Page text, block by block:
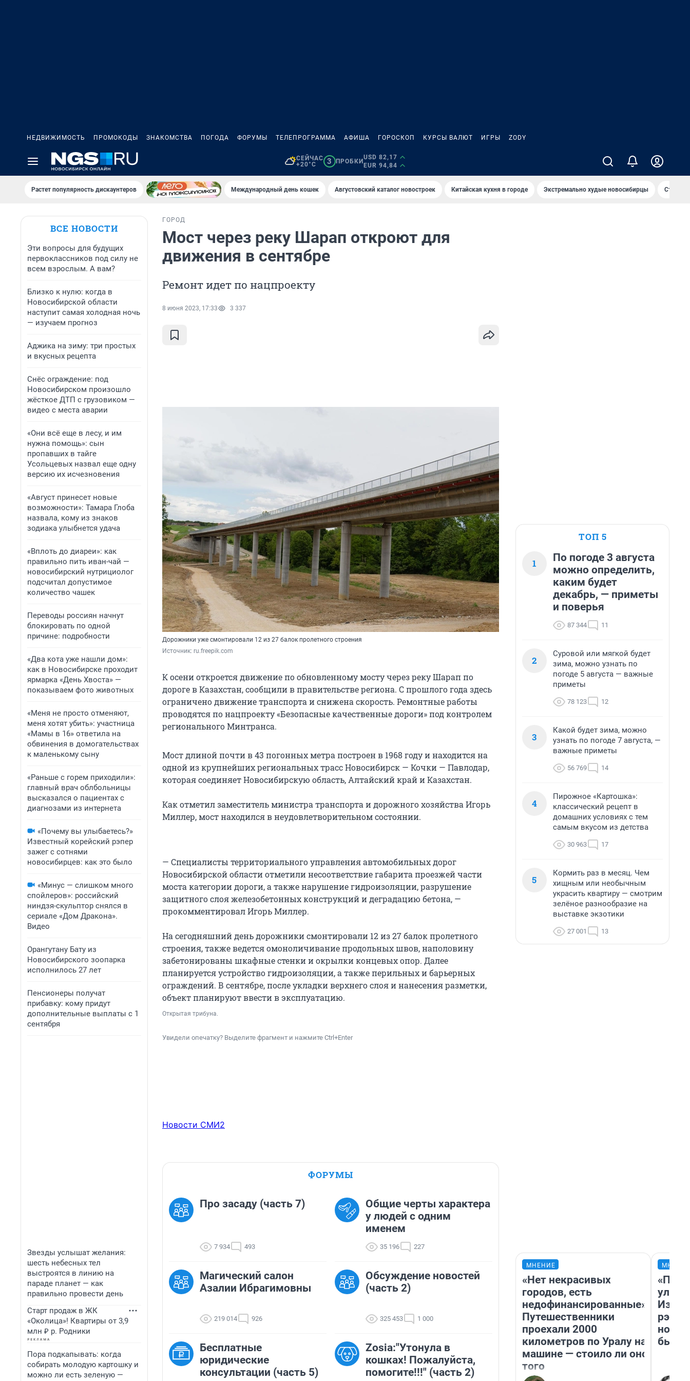
НЕДВИЖИМОСТЬ ПРОМОКОДЫ ЗНАКОМСТВА ПОГОДА ФОРУМЫ ТЕЛЕПРОГРАММА АФИША ГОРОСКОП КУРСЫ ВАЛЮТ ИГРЫ ZODY
СЕЙЧАС
+20°C
3 ПРОБКИ
USD 82,17
EUR 94,84
Растет популярность дискаунтеров Международный день кошек Августовский каталог новостроек Китайская кухня в городе Экстремально худые новосибирцы Старт
ВСЕ НОВОСТИ
Эти вопросы для будущих
первоклассников под силу не
всем взрослым. А вам?
Близко к нулю: когда в
Новосибирской области
наступит самая холодная ночь
— изучаем прогноз
Аджика на зиму: три простых
и вкусных рецепта
Снёс ограждение: под
Новосибирском произошло
жёсткое ДТП с грузовиком —
видео с места аварии
«Они всё еще в лесу, и им
нужна помощь»: сын
пропавших в тайге
Усольцевых назвал еще одну
версию их исчезновения
«Август принесет новые
возможности»: Тамара Глоба
назвала, кому из знаков
зодиака улыбнется удача
«Вплоть до диареи»: как
правильно пить иван-чай —
новосибирский нутрициолог
подсчитал допустимое
количество чашек
Переводы россиян начнут
блокировать по одной
причине: подробности
«Два кота уже нашли дом»:
как в Новосибирске проходит
ярмарка «День Хвоста» —
показываем фото животных
«Меня не просто отменяют,
меня хотят убить»: участница
«Мамы в 16» ответила на
обвинения в домогательствах
к маленькому сыну
«Раньше с горем приходили»:
главный врач облбольницы
высказался о пациентах с
диагнозами из интернета
«Почему вы улыбаетесь?»
Известный корейский рэпер
зажег с сотнями
новосибирцев: как это было
«Минус — слишком много
спойлеров»: российский
ниндзя-скульптор снялся в
сериале «Дом Дракона».
Видео
Орангутану Бату из
Новосибирского зоопарка
исполнилось 27 лет
Пенсионеры получат
прибавку: кому придут
дополнительные выплаты с 1
сентября
Звезды услышат желания:
шесть небесных тел
выстроятся в линию на
параде планет — как
правильно провести день
Старт продаж в ЖК
«Околица»! Квартиры от 3,9
млн ₽ р. Родники
Пора подкапывать: когда
собирать молодую картошку и
можно ли есть зеленую —
ГОРОД
Мост через реку Шарап откроют для
движения в сентябре
Ремонт идет по нацпроекту
8 июня 2023, 17:33 3 337
Дорожники уже смонтировали 12 из 27 балок пролетного строения
Источник: ru.freepik.com
К осени откроется движение по обновленному мосту через реку Шарап по
дороге в Казахстан, сообщили в правительстве региона. С прошлого года здесь
ограничено движение транспорта и снижена скорость. Ремонтные работы
проводятся по нацпроекту «Безопасные качественные дороги» под контролем
регионального Минтранса.
Мост длиной почти в 43 погонных метра построен в 1968 году и находится на
одной из крупнейших региональных трасс Новосибирск — Кочки — Павлодар,
которая соединяет Новосибирскую область, Алтайский край и Казахстан.
Как отметил заместитель министра транспорта и дорожного хозяйства Игорь
Миллер, мост находился в неудовлетворительном состоянии.
— Специалисты территориального управления автомобильных дорог
Новосибирской области отметили несоответствие габарита проезжей части
моста категории дороги, а также нарушение гидроизоляции, разрушение
защитного слоя железобетонных конструкций и деградацию бетона, —
прокомментировал Игорь Миллер.
На сегодняшний день дорожники смонтировали 12 из 27 балок пролетного
строения, также ведется омоноличивание продольных швов, наполовину
забетонированы шкафные стенки и окрылки концевых опор. Далее
планируется устройство гидроизоляции, а также перильных и барьерных
ограждений. В сентябре, после укладки верхнего слоя и нанесения разметки,
объект планируют ввести в эксплуатацию.
Открытая трибуна.
Увидели опечатку? Выделите фрагмент и нажмите Ctrl+Enter
Новости СМИ2
ФОРУМЫ
Про засаду (часть 7)
7 934 493
Общие черты характера
у людей с одним
именем
35 196 227
Магический салон
Азалии Ибрагимовны
219 014 926
Обсуждение новостей
(часть 2)
325 453 1 000
Бесплатные
юридические
консультации (часть 5)
Zosia:"Утонула в
кошках! Пожалуйста,
помогите!!!" (часть 2)
ТОП 5
1
По погоде 3 августа
можно определить,
каким будет
декабрь, — приметы
и поверья
87 344 11
2
Суровой или мягкой будет
зима, можно узнать по
погоде 5 августа — важные
приметы
78 123 12
3
Какой будет зима, можно
узнать по погоде 7 августа, —
важные приметы
56 769 14
4
Пирожное «Картошка»:
классический рецепт в
домашних условиях с тем
самым вкусом из детства
30 963 17
5
Кормить раз в месяц. Чем
хищным или необычным
украсить квартиру — смотрим
зелёное разнообразие на
выставке экзотики
27 001 13
МНЕНИЕ
«Нет некрасивых
городов, есть
недофинансированные».
Путешественники
проехали 2000
километров по Уралу на
машине — стоило ли оно
того
было